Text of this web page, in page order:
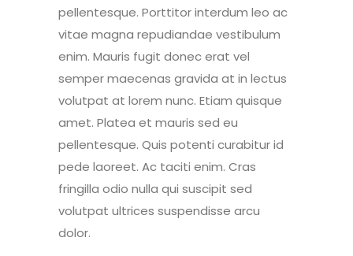
pellentesque. Porttitor interdum leo ac
vitae magna repudiandae vestibulum
enim. Mauris fugit donec erat vel
semper maecenas gravida at in lectus
volutpat at lorem nunc. Etiam quisque
amet. Platea et mauris sed eu
pellentesque. Quis potenti curabitur id
pede laoreet. Ac taciti enim. Cras
fringilla odio nulla qui suscipit sed
volutpat ultrices suspendisse arcu
dolor.